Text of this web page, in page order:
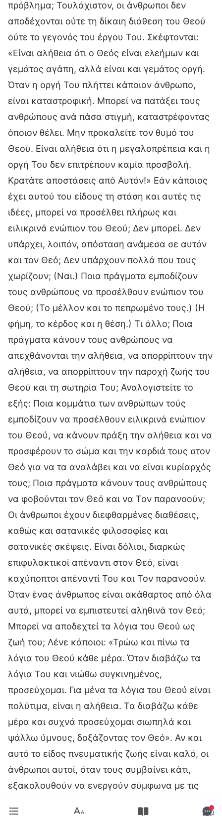
πρόβλημα; Τουλάχιστον, οι άνθρωποι δεν
αποδέχονται ούτε τη δίκαιη διάθεση του Θεού
ούτε το γεγονός του έργου Του. Σκέφτονται:
«Είναι αλήθεια ότι ο Θεός είναι ελεήμων και
γεμάτος αγάπη, αλλά είναι και γεμάτος οργή.
Όταν η οργή Του πλήττει κάποιον άνθρωπο,
είναι καταστροφική. Μπορεί να πατάξει τους
ανθρώπους ανά πάσα στιγμή, καταστρέφοντας
όποιον θέλει. Μην προκαλείτε τον θυμό του
Θεού. Είναι αλήθεια ότι η μεγαλοπρέπεια και η
οργή Του δεν επιτρέπουν καμία προσβολή.
Κρατάτε αποστάσεις από Αυτόν!» Εάν κάποιος
έχει αυτού του είδους τη στάση και αυτές τις
ιδέες, μπορεί να προσέλθει πλήρως και
ειλικρινά ενώπιον του Θεού; Δεν μπορεί. Δεν
υπάρχει, λοιπόν, απόσταση ανάμεσα σε αυτόν
και τον Θεό; Δεν υπάρχουν πολλά που τους
χωρίζουν; (Ναι.) Ποια πράγματα εμποδίζουν
τους ανθρώπους να προσέλθουν ενώπιον του
Θεού; (Το μέλλον και το πεπρωμένο τους.) (Η
φήμη, το κέρδος και η θέση.) Τι άλλο; Ποια
πράγματα κάνουν τους ανθρώπους να
απεχθάνονται την αλήθεια, να απορρίπτουν την
αλήθεια, να απορρίπτουν την παροχή ζωής του
Θεού και τη σωτηρία Του; Αναλογιστείτε το
εξής: Ποια κομμάτια των ανθρώπων τούς
εμποδίζουν να προσέλθουν ειλικρινά ενώπιον
του Θεού, να κάνουν πράξη την αλήθεια και να
προσφέρουν το σώμα και την καρδιά τους στον
Θεό για να τα αναλάβει και να είναι κυρίαρχός
τους; Ποια πράγματα κάνουν τους ανθρώπους
να φοβούνται τον Θεό και να Τον παρανοούν;
Οι άνθρωποι έχουν διεφθαρμένες διαθέσεις,
καθώς και σατανικές φιλοσοφίες και
σατανικές σκέψεις. Είναι δόλιοι, διαρκώς
επιφυλακτικοί απέναντι στον Θεό, είναι
καχύποπτοι απέναντί Του και Τον παρανοούν.
Όταν ένας άνθρωπος είναι ακάθαρτος από όλα
αυτά, μπορεί να εμπιστευτεί αληθινά τον Θεό;
Μπορεί να αποδεχτεί τα λόγια του Θεού ως
ζωή του; Λένε κάποιοι: «Τρώω και πίνω τα
λόγια του Θεού κάθε μέρα. Όταν διαβάζω τα
λόγια Του και νιώθω συγκινημένος,
προσεύχομαι. Για μένα τα λόγια του Θεού είναι
πολύτιμα, είναι η αλήθεια. Τα διαβάζω κάθε
μέρα και συχνά προσεύχομαι σιωπηλά και
ψάλλω ύμνους, δοξάζοντας τον Θεό». Αν και
αυτό το είδος πνευματικής ζωής είναι καλό, οι
άνθρωποι αυτοί, όταν τους συμβαίνει κάτι,
εξακολουθούν να ενεργούν σύμφωνα με τις
αλήθεια και κανένα από τα δόγματα που